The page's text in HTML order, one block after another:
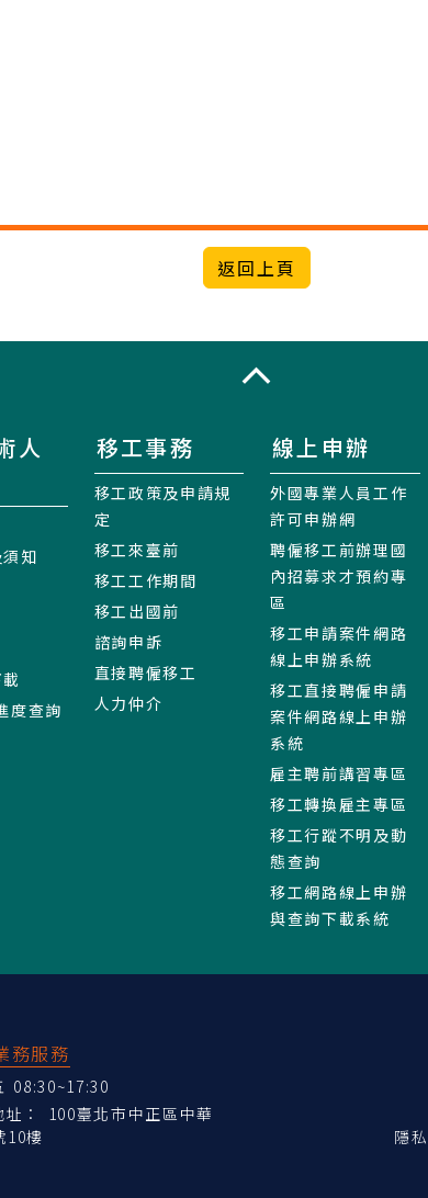
人
知
度查詢
移工事務
移工政策及申請規
定
移工來臺前
移工工作期間
移工出國前
諮詢申訴
直接聘僱移工
人力仲介
線上申辦
外國專業人員工作
許可申辦網
聘僱移工前辦理國
內招募求才預約專
區
移工申請案件網路
線上申辦系統
移工直接聘僱申請
案件網路線上申辦
系統
雇主聘前講習專區
移工轉換雇主專區
移工行蹤不明及動
態查詢
移工網路線上申辦
與查詢下載系統
務服務
08:30~17:30
： 100臺北市中正區中華
10樓
隱